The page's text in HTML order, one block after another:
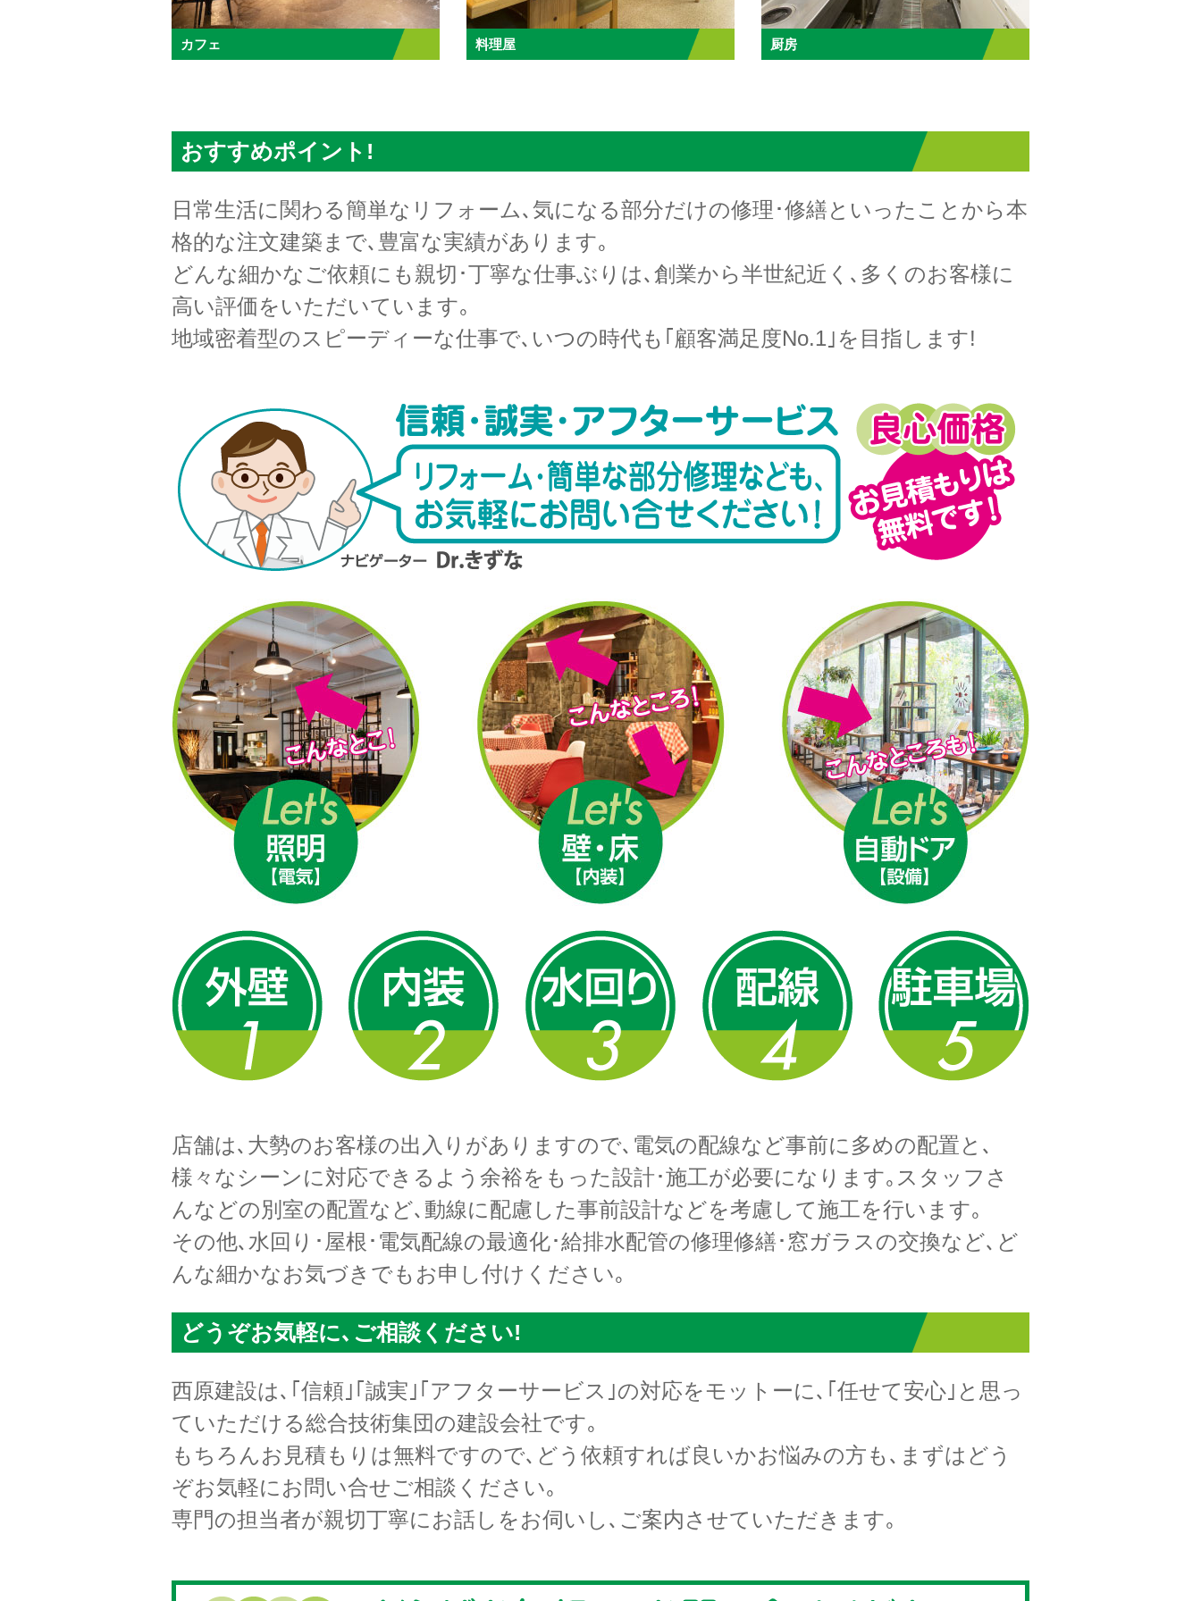
カフェ 料理屋 厨房
おすすめポイント!
日常生活に関わる簡単なリフォーム､気になる部分だけの修理･修繕といったことから本
格的な注文建築まで､豊富な実績があります｡
どんな細かなご依頼にも親切･丁寧な仕事ぶりは､創業から半世紀近く､多くのお客様に
高い評価をいただいています｡
地域密着型のスピーディーな仕事で､いつの時代も｢顧客満足度No.1｣を目指します!
店舗は､大勢のお客様の出入りがありますので､電気の配線など事前に多めの配置と､
様々なシーンに対応できるよう余裕をもった設計･施工が必要になります｡スタッフさ
んなどの別室の配置など､動線に配慮した事前設計などを考慮して施工を行います｡
その他､水回り･屋根･電気配線の最適化･給排水配管の修理修繕･窓ガラスの交換など､ど
んな細かなお気づきでもお申し付けください｡
どうぞお気軽に､ご相談ください!
西原建設は､｢信頼｣｢誠実｣｢アフターサービス｣の対応をモットーに､｢任せて安心｣と思っ
ていただける総合技術集団の建設会社です｡
もちろんお見積もりは無料ですので､どう依頼すれば良いかお悩みの方も､まずはどう
ぞお気軽にお問い合せご相談ください｡
専門の担当者が親切丁寧にお話しをお伺いし､ご案内させていただきます｡